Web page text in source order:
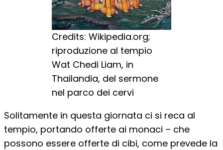
Credits: Wikipedia.org;
riproduzione al tempio
Wat Chedi Liam, in
Thailandia, del sermone
nel parco dei cervi
Solitamente in questa giornata ci si reca al
tempio, portando offerte ai monaci – che
possono essere offerte di cibi, come prevede la